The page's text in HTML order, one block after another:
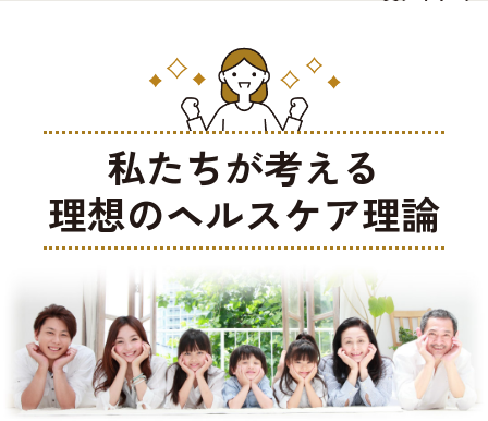
私たちが考える
理想のヘルスケア理論